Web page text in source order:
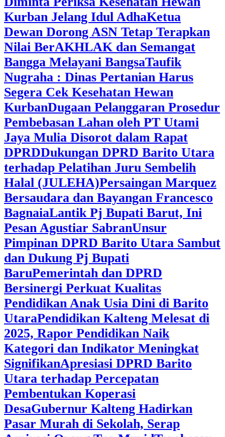
Kurban Jelang Idul AdhaKetua
Dewan Dorong ASN Tetap Terapkan
Nilai BerAKHLAK dan Semangat
Bangga Melayani BangsaTaufik
Nugraha : Dinas Pertanian Harus
Segera Cek Kesehatan Hewan
KurbanDugaan Pelanggaran Prosedur
Pembebasan Lahan oleh PT Utami
Jaya Mulia Disorot dalam Rapat
DPRDDukungan DPRD Barito Utara
terhadap Pelatihan Juru Sembelih
Halal (JULEHA)Persaingan Marquez
Bersaudara dan Bayangan Francesco
BagnaiaLantik Pj Bupati Barut, Ini
Pesan Agustiar SabranUnsur
Pimpinan DPRD Barito Utara Sambut
dan Dukung Pj Bupati
BaruPemerintah dan DPRD
Bersinergi Perkuat Kualitas
Pendidikan Anak Usia Dini di Barito
Utara‎Pendidikan Kalteng Melesat di
2025, Rapor Pendidikan Naik
Kategori dan Indikator Meningkat
SignifikanApresiasi DPRD Barito
Utara terhadap Percepatan
Pembentukan Koperasi
Desa‎Gubernur Kalteng Hadirkan
Pasar Murah di Sekolah, Serap